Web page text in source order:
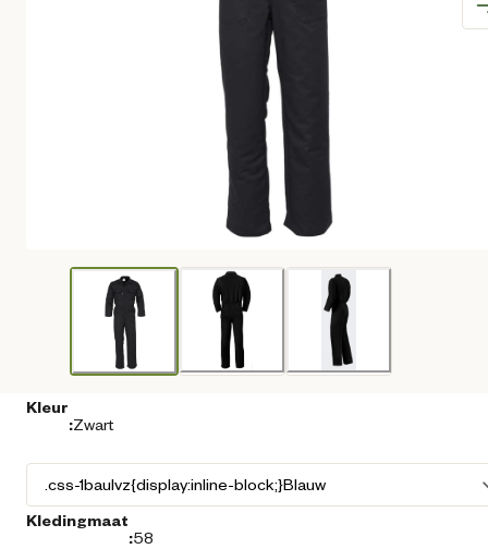
Kleur
:Zwart
Kledingmaat
:58